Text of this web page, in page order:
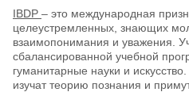
IBDP – это международная
целеустремленных, знающих
взаимопонимания и уважения.
сбалансированной учебной
гуманитарные науки и
изучат теорию познания и